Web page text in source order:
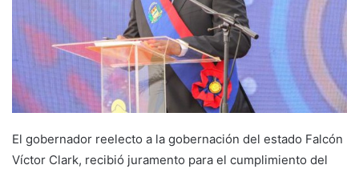
El gobernador reelecto a la gobernación del estado Falcón
Víctor Clark, recibió juramento para el cumplimiento del